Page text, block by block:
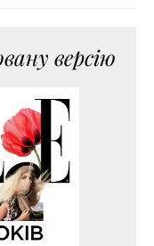
версію